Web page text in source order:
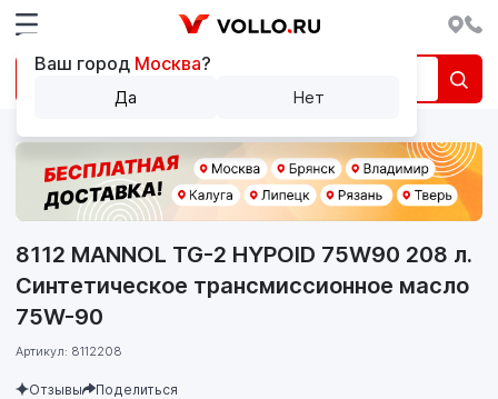
8112 MANNOL TG-2 HYPOID 75W90 208 л.
Синтетическое трансмиссионное масло
75W-90
Артикул: 8112208
Отзывы Поделиться
Ваш город Москва?
Да Нет